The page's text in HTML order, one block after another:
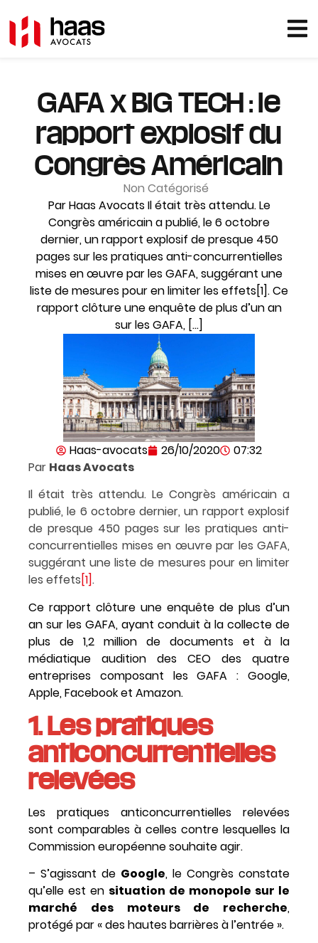
GAFA x BIG TECH : le
rapport explosif du
Congrès Américain
Non Catégorisé
Par Haas Avocats Il était très attendu. Le
Congrès américain a publié, le 6 octobre
dernier, un rapport explosif de presque 450
pages sur les pratiques anti-concurrentielles
mises en œuvre par les GAFA, suggérant une
liste de mesures pour en limiter les effets[1]. Ce
rapport clôture une enquête de plus d’un an
sur les GAFA, […]
Haas-avocats 26/10/2020
07:32
Par Haas Avocats
Il était très attendu. Le Congrès américain a
publié, le 6 octobre dernier, un rapport explosif
de presque 450 pages sur les pratiques anti-
concurrentielles mises en œuvre par les GAFA,
suggérant une liste de mesures pour en limiter
les effets[1].
Ce rapport clôture une enquête de plus d’un
an sur les GAFA, ayant conduit à la collecte de
plus de 1,2 million de documents et à la
médiatique audition des CEO des quatre
entreprises composant les GAFA : Google,
Apple, Facebook et Amazon.
1. Les pratiques
anticoncurrentielles
relevées
Les pratiques anticoncurrentielles relevées
sont comparables à celles contre lesquelles la
Commission européenne souhaite agir.
– S’agissant de Google, le Congrès constate
qu’elle est en situation de monopole sur le
marché des moteurs de recherche,
protégé par « des hautes barrières à l’entrée ».